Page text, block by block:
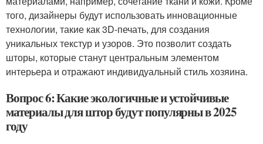
того, дизайнеры будут использовать инновационные
технологии, такие как 3D-печать, для создания
уникальных текстур и узоров. Это позволит создать
шторы, которые станут центральным элементом
интерьера и отражают индивидуальный стиль хозяина.
Вопрос 6: Какие экологичные и устойчивые
материалы для штор будут популярны в 2025
году